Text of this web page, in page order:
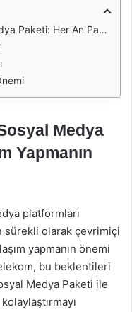
An Paylaşım Yapmanın Keyfi
Medya
Yapmanın
platformları
sürekli olarak çevrimiçi
yapmanın önemi
bu beklentileri
Medya Paketi ile